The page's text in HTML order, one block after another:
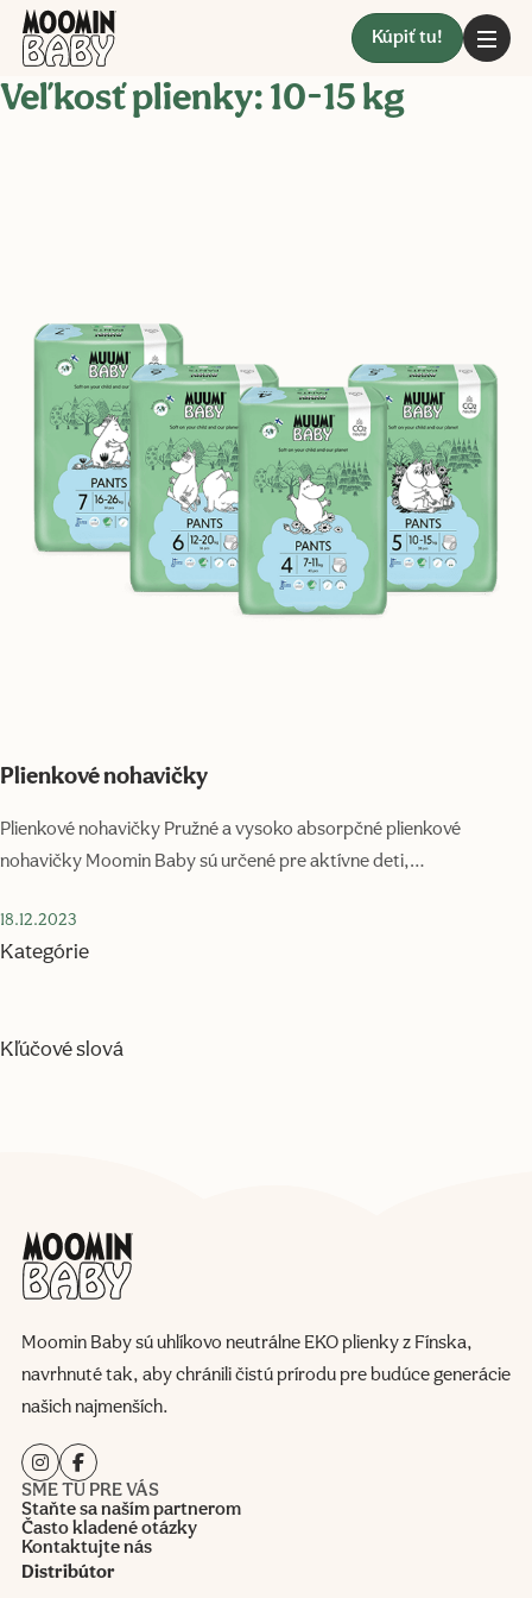
Kúpiť tu!
Veľkosť plienky: 10-15 kg
Plienkové nohavičky
Plienkové nohavičky Pružné a vysoko absorpčné plienkové
nohavičky Moomin Baby sú určené pre aktívne deti,…
18.12.2023
Kategórie
Kľúčové slová
Moomin Baby sú uhlíkovo neutrálne EKO plienky z Fínska,
navrhnuté tak, aby chránili čistú prírodu pre budúce generácie
našich najmenších.
SME TU PRE VÁS
Staňte sa naším partnerom
Často kladené otázky
Kontaktujte nás
Distribútor